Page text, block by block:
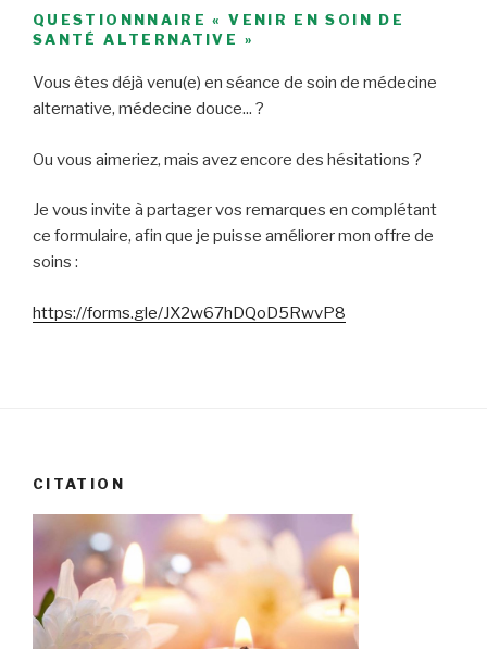
QUESTIONNNAIRE « VENIR EN SOIN DE
SANTÉ ALTERNATIVE »
Vous êtes déjà venu(e) en séance de soin de médecine
alternative, médecine douce... ?
Ou vous aimeriez, mais avez encore des hésitations ?
Je vous invite à partager vos remarques en complétant
ce formulaire, afin que je puisse améliorer mon offre de
soins :
https://forms.gle/JX2w67hDQoD5RwvP8
CITATION